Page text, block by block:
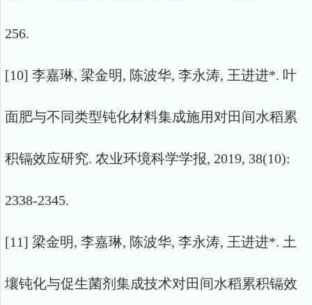
256.
[10] 李嘉琳, 梁金明, 陈波华, 李永涛, 王进进*. 叶
面肥与不同类型钝化材料集成施用对田间水稻累
积镉效应研究. 农业环境科学学报, 2019, 38(10):
2338-2345.
[11] 梁金明, 李嘉琳, 陈波华, 李永涛, 王进进*. 土
壤钝化与促生菌剂集成技术对田间水稻累积镉效